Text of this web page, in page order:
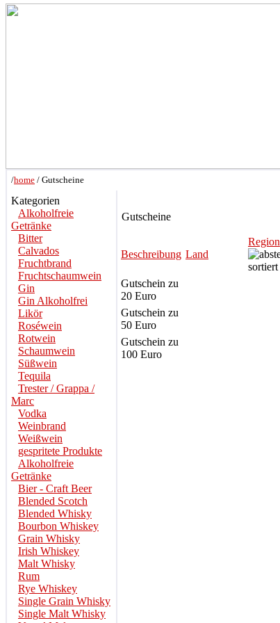
/home / Gutscheine
Kategorien
Alkoholfreie
Getränke
Bitter
Calvados
Fruchtbrand
Fruchtschaumwein
Gin
Gin Alkoholfrei
Likör
Roséwein
Rotwein
Schaumwein
Süßwein
Tequila
Trester / Grappa /
Marc
Vodka
Weinbrand
Weißwein
gespritete Produkte
Alkoholfreie
Getränke
Bier - Craft Beer
Blended Scotch
Blended Whisky
Bourbon Whiskey
Grain Whisky
Irish Whiskey
Malt Whisky
Rum
Rye Whiskey
Single Grain Whisky
Single Malt Whisky
Gutscheine
Beschreibung Land
Region
Gutschein zu
20 Euro
Gutschein zu
50 Euro
Gutschein zu
100 Euro